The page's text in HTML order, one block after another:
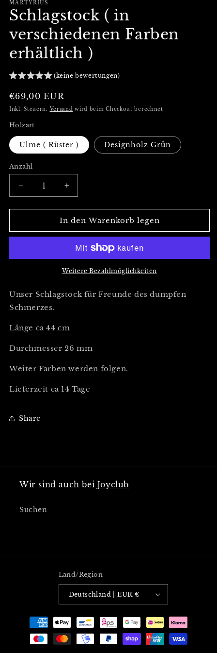
MARTYRIUS
Schlagstock ( in
verschiedenen Farben
erhältlich )
(keine bewertungen)
Normaler
Preis
€69,00 EUR
Inkl. Steuern. Versand wird beim Checkout berechnet
Holzart
Ulme ( Rüster ) Designholz Grün
Anzahl
Verringere
die
Menge
Schlagstock
verschiedenen
)
Erhöhe
die
Menge
für
Schlagstock
verschiedenen
Farben
)
In den Warenkorb legen
Weitere Bezahlmöglichkeiten
Unser Schlagstock für Freunde des dumpfen
Schmerzes.
Länge ca 44 cm
Durchmesser 26 mm
Weiter Farben werden folgen.
Lieferzeit ca 14 Tage
Share
Wir sind auch bei Joyclub
Suchen
Land/Region
Deutschland | EUR €
Zahlungsmethoden